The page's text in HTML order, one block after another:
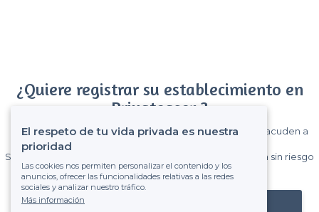
¿Quiere registrar su establecimiento en
Privateaser ?
Gane muchos clientes entre el millón de visitantes que acuden a
Sin comisiones y sin compromiso, pagas una cantidad fija sin riesgo
de ver la factura.
Registrar mi establecimiento
El respeto de tu vida privada es nuestra
prioridad
Las cookies nos permiten personalizar el contenido y los
anuncios, ofrecer las funcionalidades relativas a las redes
sociales y analizar nuestro tráfico.
Más información